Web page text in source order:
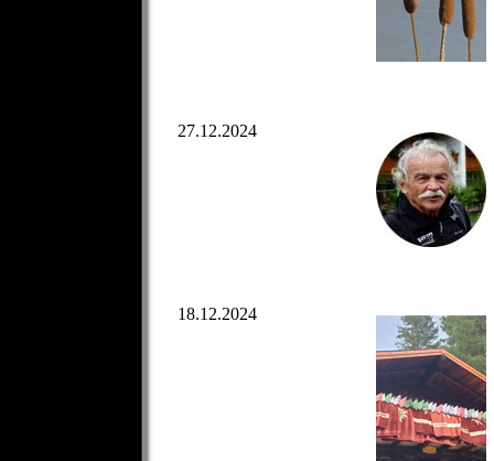
27.12.2024
18.12.2024